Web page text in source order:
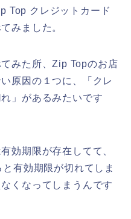
Top クレジットカード
みました。
みた所、Zip Topのお店
原因の１つに、「クレ
」があるみたいです
効期限が存在してて、
有効期限が切れてしま
くなってしまうんです